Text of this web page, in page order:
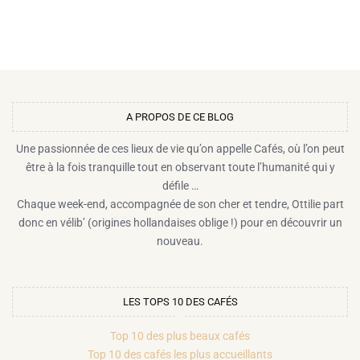
A PROPOS DE CE BLOG​
Une passionnée de ces lieux de vie qu’on appelle Cafés, où l’on peut
être à la fois tranquille tout en observant toute l’humanité qui y
défile …
Chaque week-end, accompagnée de son cher et tendre, Ottilie part
donc en vélib’ (origines hollandaises oblige !) pour en découvrir un
nouveau.
LES TOPS 10 DES CAFÉS
Top 10 des plus beaux cafés
Top 10 des cafés les plus accueillants